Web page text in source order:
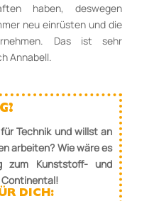
haben, deswegen
neu einrüsten und die
Das ist sehr
Annabell.
Technik und willst an
arbeiten? Wie wäre es
zum Kunststoff- und
DICH: